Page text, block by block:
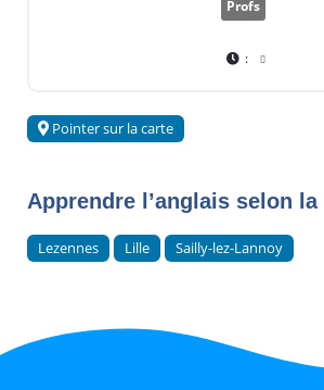
Profs
:
Pointer sur la carte
Apprendre l’anglais selon
Lezennes Lille Sailly-lez-Lannoy